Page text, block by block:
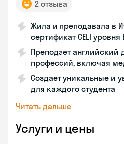
2 отзыва
Жила и преподавала в
сертификат CELI уровня
Преподает английский
профессий, включая
Создает уникальные и
для каждого студента
Читать дальше
Услуги и цены